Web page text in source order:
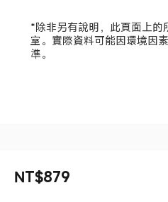
NT$879
*除非另有說明，此頁面上的
室。實際資料可能因環境因
準。